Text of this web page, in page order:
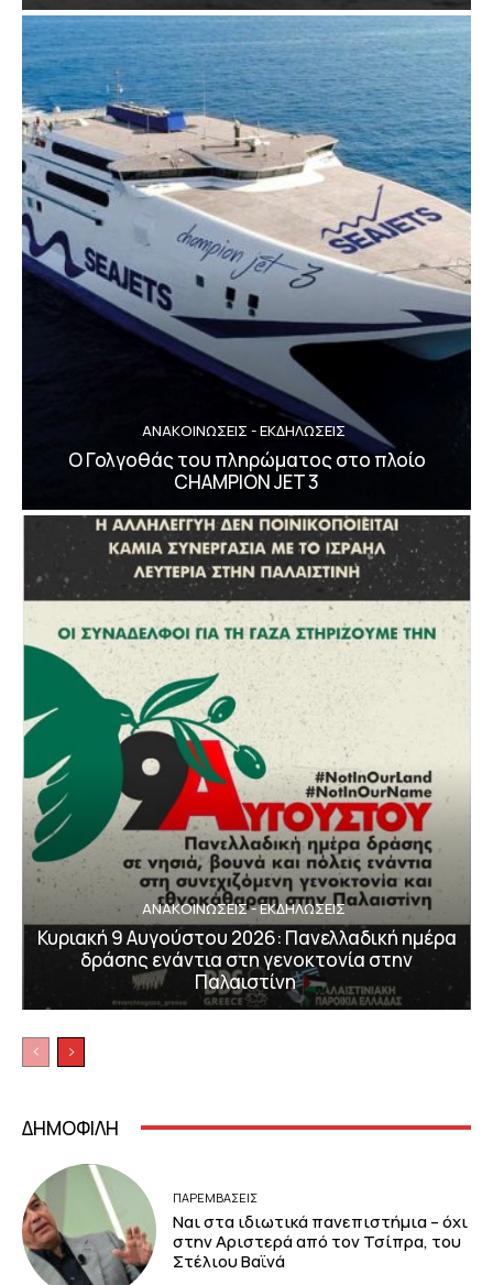
ΑΝΑΚΟΙΝΩΣΕΙΣ - ΕΚΔΗΛΩΣΕΙΣ
Ο Γολγοθάς του πληρώματος στο πλοίο
CHAMPION JET 3
ΑΝΑΚΟΙΝΩΣΕΙΣ - ΕΚΔΗΛΩΣΕΙΣ
Κυριακή 9 Αυγούστου 2026: Πανελλαδική ημέρα
δράσης ενάντια στη γενοκτονία στην
Παλαιστίνη
ΔΗΜΟΦΙΛΗ
ΠΑΡΕΜΒΑΣΕΙΣ
Ναι στα ιδιωτικά πανεπιστήμια – όχι
στην Αριστερά από τον Τσίπρα, του
Στέλιου Βαϊνά